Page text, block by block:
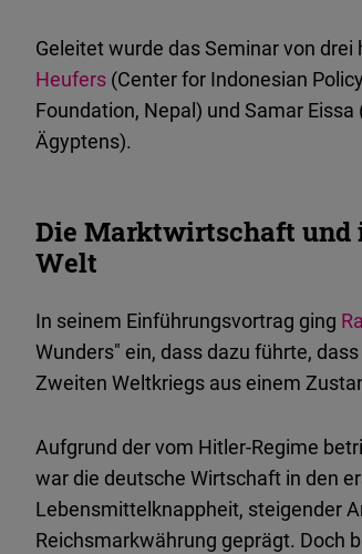
Geleitet wurde das Seminar von
Heufers (Center for Indonesian
Foundation, Nepal) und Samar
Ägyptens).
Die Marktwirtschaft und
Welt
In seinem Einführungsvortrag ging
Wunders" ein, dass dazu führte,
Zweiten Weltkriegs aus einem
Aufgrund der vom Hitler-Regime
war die deutsche Wirtschaft in den
Lebensmittelknappheit, steigender
Reichsmarkwährung geprägt. Doch